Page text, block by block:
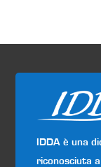
IDDA è una
riconosciuta